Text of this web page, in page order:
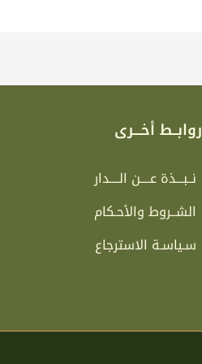
روابــط أخـــرى
نــبـــذة عــــن الــــدار
الشــروط والأحـكام
سـياسـة الاسترجاع